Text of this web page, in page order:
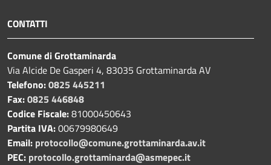
CONTATTI
Comune di Grottaminarda
Via Alcide De Gasperi 4, 83035 Grottaminarda AV
Telefono:0825 445211
Fax:0825 446848
Codice Fiscale:81000450643
Partita IVA:00679980649
Email: protocollo@comune.grottaminarda.av.it
PEC: protocollo.grottaminarda@asmepec.it